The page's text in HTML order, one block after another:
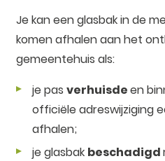
Je kan een glasbak in de
komen afhalen aan het
gemeentehuis als:
je pas verhuisdeen
officiële adreswijziging
afhalen;
je glasbak beschadigd